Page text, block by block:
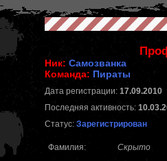
Ник: Самозванка
Команда: Пираты
Дата регистрации: 17.09.2010
Последняя активность:
Статус: Зарегистрирован
Фамилия: Скрыто